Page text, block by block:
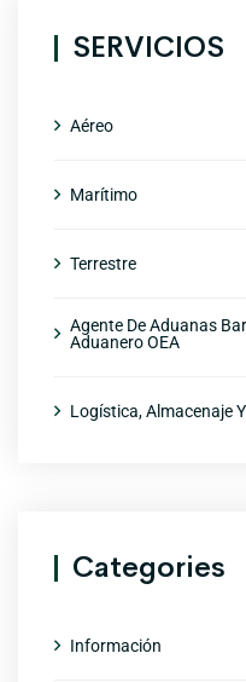
SERVICIOS
Aéreo
Marítimo
Terrestre
Agente De Aduanas
Aduanero OEA
Logística, Almacenaje
Categories
Información